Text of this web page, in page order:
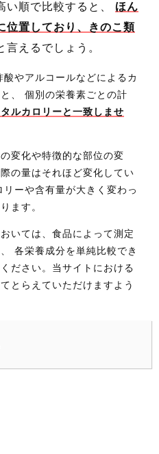
い順で比較すると、 ほん
位置しており、きのこ類
言えるでしょう。
やアルコールなどによるカ
、 個別の栄養素ごとの計
ルカロリーと一致しませ
変化や特徴的な部位の変
の量はそれほど変化してい
ーや含有量が大きく変わっ
ます。
いては、食品によって測定
各栄養成分を単純比較でき
ださい。当サイトにおける
とらえていただけますよう